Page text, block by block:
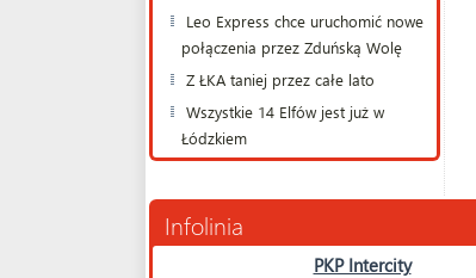
Leo Express chce uruchomić nowe
połączenia przez Zduńską Wolę
Z ŁKA taniej przez całe lato
Wszystkie 14 Elfów jest już w
Łódzkiem
Infolinia
PKP Intercity